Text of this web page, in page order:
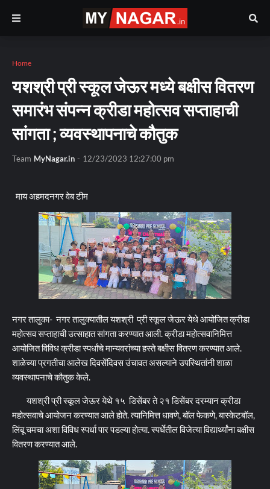
Home
यशश्री प्री स्कूल जेऊर मध्ये बक्षीस वितरण
समारंभ संपन्न क्रीडा महोत्सव सप्ताहाची
सांगता ; व्यवस्थापनाचे कौतुक
Team MyNagar.in - 12/23/2023 12:27:00 pm
माय अहमदनगर वेब टीम
नगर तालुका- नगर तालुक्यातील यशश्री प्री स्कूल जेऊर येथे आयोजित क्रीडा
महोत्सव सप्ताहाची उत्साहात सांगता करण्यात आली. क्रीडा महोत्सवानिमित्त
आयोजित विविध क्रीडा स्पर्धांचे मान्यवरांच्या हस्ते बक्षीस वितरण करण्यात आले.
शाळेच्या प्रगतीचा आलेख दिवसेंदिवस उंचावत असल्याने उपस्थितांनी शाळा
व्यवस्थापनाचे कौतुक केले.
यशश्री प्री स्कूल जेऊर येथे १५ डिसेंबर ते २१ डिसेंबर दरम्यान क्रीडा
महोत्सवाचे आयोजन करण्यात आले होते. त्यानिमित्त धावणे, बॉल फेकणे, बास्केटबॉल,
लिंबू चमचा अशा विविध स्पर्धा पार पडल्या होत्या. स्पर्धेतील विजेत्या विद्यार्थ्यांना बक्षीस
वितरण करण्यात आले.